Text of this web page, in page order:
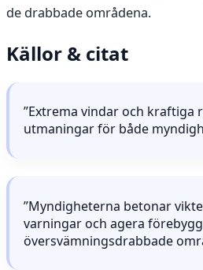
de drabbade områdena.
Källor & citat
”Extrema vindar och kraftiga
utmaningar för både
”Myndigheterna betonar
varningar och agera
översvämningsdrabbade